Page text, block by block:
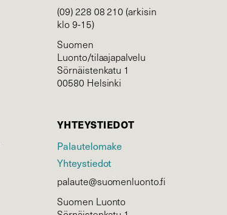
(09) 228 08 210 (arkisin
klo 9-15)
Suomen
Luonto/tilaajapalvelu
Sörnäistenkatu 1
00580 Helsinki
YHTEYSTIEDOT
Palautelomake
Yhteystiedot
palaute@suomenluonto.fi
Suomen Luonto